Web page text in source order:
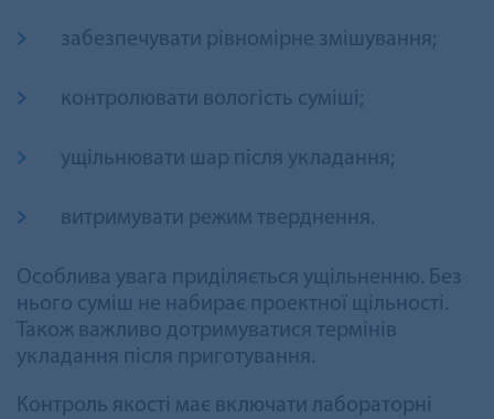
забезпечувати рівномірне змішування;
контролювати вологість суміші;
ущільнювати шар після укладання;
витримувати режим тверднення.
Особлива увага приділяється ущільненню. Без
нього суміш не набирає проектної щільності.
Також важливо дотримуватися термінів
укладання після приготування.
Контроль якості має включати лабораторні